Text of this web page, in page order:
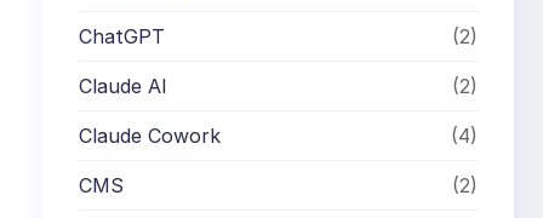
ChatGPT (2)
Claude AI (2)
Claude Cowork (4)
CMS (2)